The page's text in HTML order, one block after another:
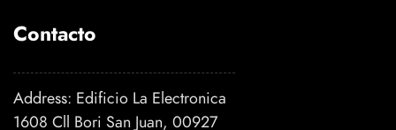
Contacto
Address: Edificio La Electronica
1608 Cll Bori San Juan, 00927